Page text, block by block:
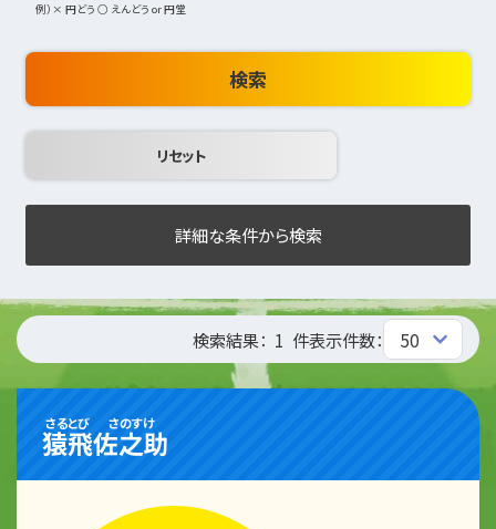
例）× 円どう ○ えんどう or 円堂
検索
詳細な条件から検索
検索結果： 1 件表示件数：
猿飛
さるとび
佐之助
さのすけ